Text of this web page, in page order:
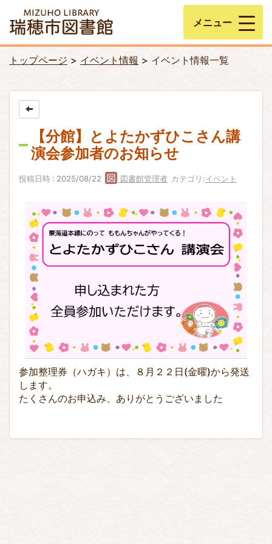
メニュー
トップページ イベント情報 イベント情報一覧
【分館】とよたかずひこさん講
演会参加者のお知らせ
投稿日時 : 2025/08/22 図書館管理者 カテゴリ:イベント
参加整理券（ハガキ）は、８月２２日(金曜)から発送
します。
たくさんのお申込み、ありがとうございました